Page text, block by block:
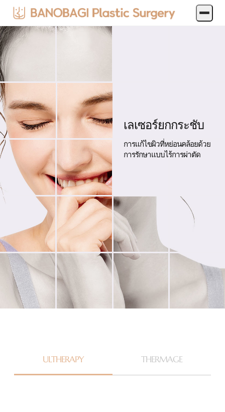
เลเซอร์ยกกระชับ
การแก้ไขผิวที่หย่อนคล้อยด้วย
การรักษาแบบไร้การผ่าตัด
ULTHERAPY THERMAGE